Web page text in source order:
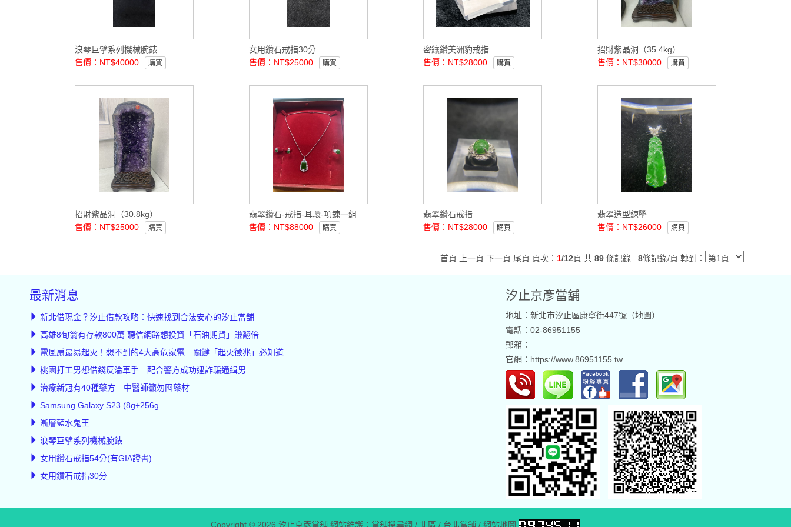
浪琴巨擘系列機械腕錶
售價：NT$40000
購買
女用鑽石戒指30分
售價：NT$25000
購買
密鑲鑽美洲豹戒指
售價：NT$28000
購買
招財紫晶洞（35.4kg）
售價：NT$30000
購買
招財紫晶洞（30.8kg）
售價：NT$25000
購買
翡翠鑽石-戒指-耳環-項鍊一組
售價：NT$88000
購買
翡翠鑽石戒指
售價：NT$28000
購買
翡翠造型練墬
售價：NT$26000
購買
首頁 上一頁 下一頁 尾頁 頁次： 1/12頁 共 89 條記錄 8條記錄/頁 轉到：
最新消息
新北借現金？汐止借款攻略：快速找到合法安心的汐止當舖
高雄8旬翁有存款800萬 聽信網路想投資「石油期貨」賺翻倍
電風扇最易起火！想不到的4大高危家電 關鍵「起火徵兆」必知道
桃園打工男想借錢反淪車手 配合警方成功逮詐騙通緝男
治療新冠有40種藥方 中醫師籲勿囤藥材
Samsung Galaxy S23 (8g+256g
漸層藍水鬼王
浪琴巨擘系列機械腕錶
女用鑽石戒指54分(有GIA證書)
女用鑽石戒指30分
汐止京彥當舖
地址：新北市汐止區康寧街447號（地圖）
電話：02-86951155
郵箱：
官網： https://www.86951155.tw
Copyright © 2026 汐止京彥當舖 網站維護： 當舖搜尋網 / 北區 / 台北當舖 / 網站地圖